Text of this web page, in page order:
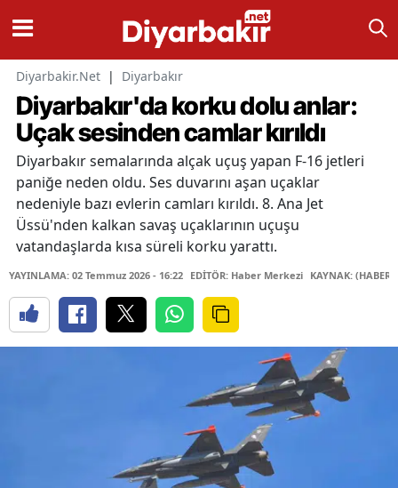
Diyarbakir.Net | Diyarbakır
Diyarbakır'da korku dolu anlar:
Uçak sesinden camlar kırıldı
Diyarbakır semalarında alçak uçuş yapan F-16 jetleri
paniğe neden oldu. Ses duvarını aşan uçaklar
nedeniyle bazı evlerin camları kırıldı. 8. Ana Jet
Üssü'nden kalkan savaş uçaklarının uçuşu
vatandaşlarda kısa süreli korku yarattı.
YAYINLAMA: 02 Temmuz 2026 - 16:22 EDİTÖR: Haber Merkezi KAYNAK: (HABER